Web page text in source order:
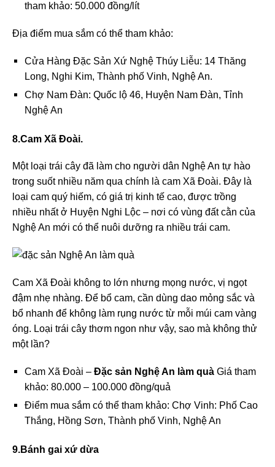
tham khảo: 50.000 đồng/lít
Địa điểm mua sắm có thể tham khảo:
Cửa Hàng Đặc Sản Xứ Nghệ Thúy Liễu: 14 Thăng
Long, Nghi Kim, Thành phố Vinh, Nghệ An.
Chợ Nam Đàn: Quốc lộ 46, Huyện Nam Đàn, Tỉnh
Nghệ An
8.Cam Xã Đoài.
Một loại trái cây đã làm cho người dân Nghệ An tự hào
trong suốt nhiều năm qua chính là cam Xã Đoài. Đây là
loại cam quý hiếm, có giá trị kinh tế cao, được trồng
nhiều nhất ở Huyện Nghi Lộc – nơi có vùng đất cằn của
Nghệ An mới có thể nuôi dưỡng ra nhiều trái cam.
Cam Xã Đoài không to lớn nhưng mọng nước, vị ngọt
đậm nhẹ nhàng. Để bổ cam, cần dùng dao mỏng sắc và
bổ nhanh để không làm rụng nước từ mỗi múi cam vàng
óng. Loại trái cây thơm ngon như vậy, sao mà không thử
một lần?
Cam Xã Đoài – Đặc sản Nghệ An làm quà Giá tham
khảo: 80.000 – 100.000 đồng/quả
Điểm mua sắm có thể tham khảo: Chợ Vinh: Phố Cao
Thắng, Hồng Sơn, Thành phố Vinh, Nghệ An
9.Bánh gai xứ dừa